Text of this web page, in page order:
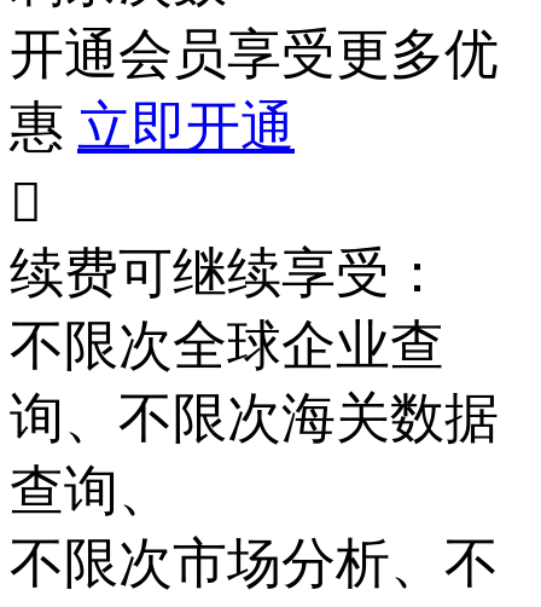
开通会员享受更多优
惠 立即开通

续费可继续享受：
不限次全球企业查
询、 不限次海关数据
查询、
不限次市场分析、 不